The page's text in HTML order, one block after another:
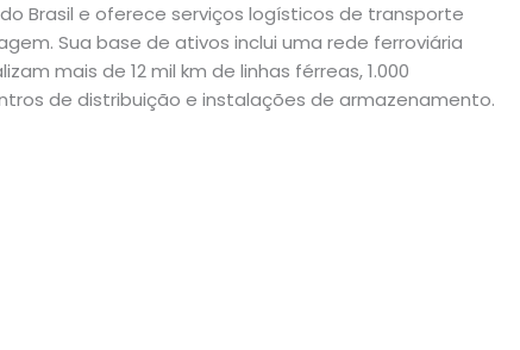
Brasil e oferece serviços logísticos de transporte
Sua base de ativos inclui uma rede ferroviária
mais de 12 mil km de linhas férreas, 1.000
de distribuição e instalações de armazenamento.